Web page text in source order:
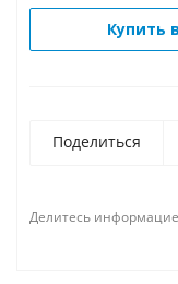
Купить
Поделиться
Делитесь